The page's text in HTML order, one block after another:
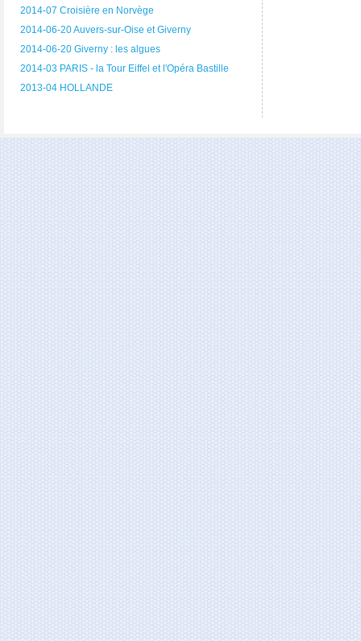
2014-07 Croisière en Norvège
2014-06-20 Auvers-sur-Oise et Giverny
2014-06-20 Giverny : les algues
2014-03 PARIS - la Tour Eiffel et l'Opéra Bastille
2013-04 HOLLANDE